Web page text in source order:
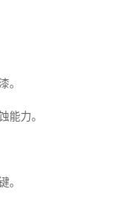
。
能力。
。